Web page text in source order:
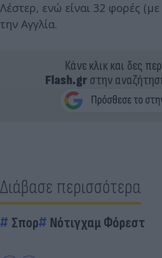
Λέστερ, ενώ είναι 32 φορές
την Αγγλία.
Κάνε κλικ και δες
Flash.grστην
Διάβασε περισσότερα
Σπορ Νότιγχαμ Φόρεστ